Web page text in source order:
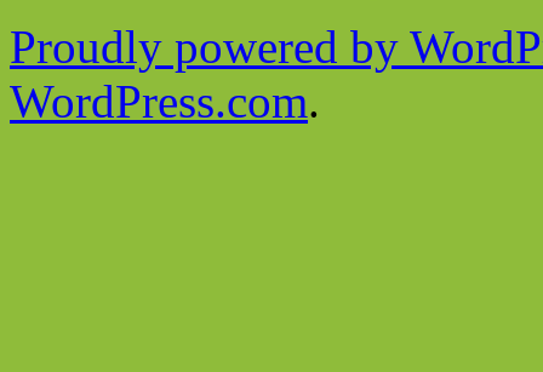
Proudly powered by
WordPress.com.